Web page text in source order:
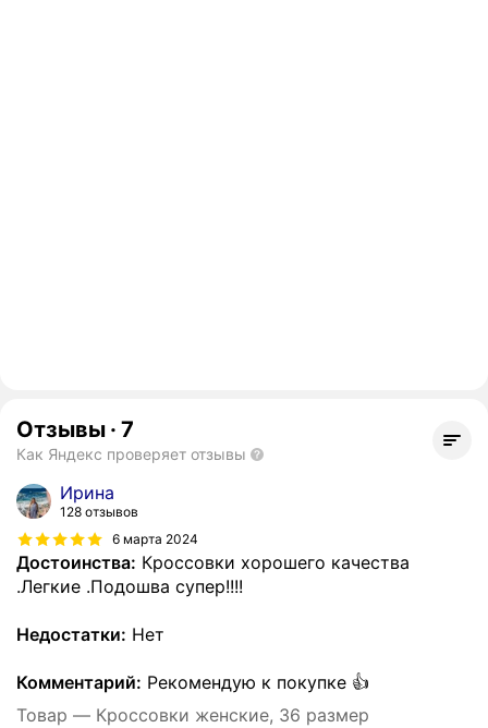
Отзывы · 7
Как Яндекс проверяет отзывы
Ирина
128 отзывов
6 марта 2024
Достоинства: Кроссовки хорошего качества
.Легкие .Подошва супер!!!!
Недостатки: Нет
Комментарий: Рекомендую к покупке 👍
Товар — Кроссовки женские, 36 размер